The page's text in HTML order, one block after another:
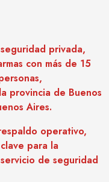
privada,
con más de 15
provincia de Buenos
Aires.
operativo,
para la
de seguridad